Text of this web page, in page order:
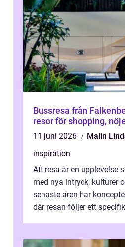
Bussresa från
resor för shopping,
11 juni 2026
Malin
inspiration
Att resa är en upplevelse
med nya intryck, kulturer
senaste åren har
där resan följer ett